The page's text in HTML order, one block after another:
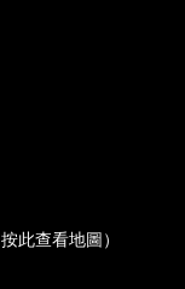
按此查看地圖）